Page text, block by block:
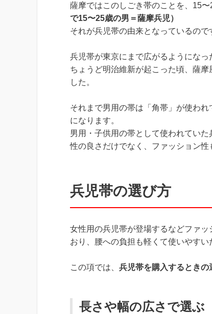
薩摩ではこのしごき帯のことを、15
で15〜25歳の男＝薩摩兵児）
それが兵児帯の由来となっているので
兵児帯が東京にまで広がるようになっ
ちょうど明治維新が起こった頃、薩
した。
それまで男用の帯は「角帯」が使わ
になります。
男用・子供用の帯として使われてい
性の良さだけでなく、ファッション性
兵児帯の選び方
女性用の兵児帯が登場するなどファ
おり、腰への負担も軽くて使いやす
この項では、 兵児帯を購入するときの
長さや幅の広さで選ぶ